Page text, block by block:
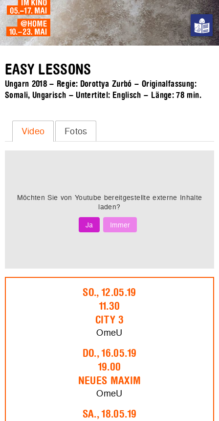
EASY LESSONS
Ungarn 2018 – Regie: Dorottya Zurbó – Originalfassung:
Somali, Ungarisch – Untertitel: Englisch – Länge:78 min.
Video Fotos
Möchten Sie von Youtube bereitgestellte externe Inhalte
laden?
Ja
Immer
SO., 12.05.19
11.30
CITY 3
OmeU
DO., 16.05.19
19.00
NEUES MAXIM
OmeU
SA., 18.05.19